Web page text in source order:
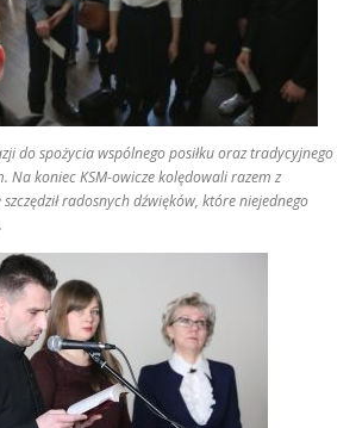
do spożycia wspólnego posiłku oraz tradycyjnego
Na koniec KSM-owicze kolędowali razem z
radosnych dźwięków, które niejednego